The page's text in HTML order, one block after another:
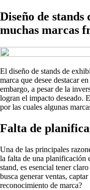
Diseño de
muchas marcas
El diseño de stands de
marca que desee destacar
embargo, a pesar de la
logran el impacto deseado.
por las cuales algunas
Falta de
Una de las principales
la falta de una planificación
stand, es esencial tener
busca generar ventas,
reconocimiento de marca?